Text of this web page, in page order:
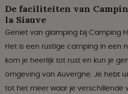
De faciliteiten van
la Siauve
Geniet van glamping bij Camping
Het is een rustige camping in een
kom je heerlijk tot rust en kun je
omgeving van Auvergne. Je hebt
tot het meer waar je verschillende